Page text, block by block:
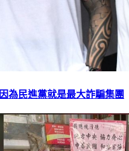
為民進黨就是最大詐騙集團